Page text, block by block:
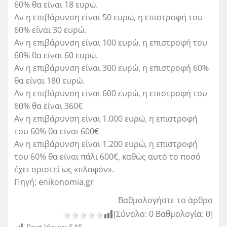
60% θα είναι 18 ευρώ.
Αν η επιβάρυνση είναι 50 ευρώ, η επιστροφή του
60% είναι 30 ευρώ.
Αν η επιβάρυνση είναι 100 ευρώ, η επιστροφή του
60% θα είναι 60 ευρώ.
Αν η επιβάρυνση είναι 300 ευρώ, η επιστροφή 60%
θα είναι 180 ευρώ.
Αν η επιβάρυνση είναι 600 ευρώ, η επιστροφή του
60% θα είναι 360€
Αν η επιβάρυνση είναι 1.000 ευρώ, η επιστροφή
του 60% θα είναι 600€
Αν η επιβάρυνση είναι 1.200 ευρώ, η επιστροφή
του 60% θα είναι πάλι 600€, καθώς αυτό το ποσό
έχει οριστεί ως «πλαφόν».
Πηγή: enikonomia.gr
Βαθμολογήστε το άρθρο
[Σύνολο: 0 Βαθμολογία: 0]